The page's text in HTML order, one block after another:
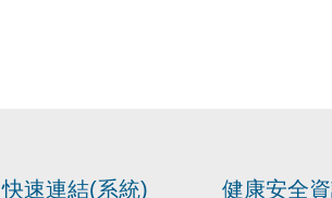
快速連結(系統) 健康安全